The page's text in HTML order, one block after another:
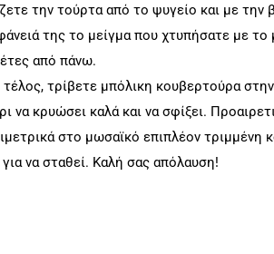
την τούρτα από το ψυγείο και με
της το μείγμα που χτυπήσατε με το
από πάνω.
τρίβετε μπόλικη κουβερτούρα
να κρυώσει καλά και να σφίξει.
στο μωσαϊκό επιπλέον
να σταθεί. Καλή σας απόλαυση!